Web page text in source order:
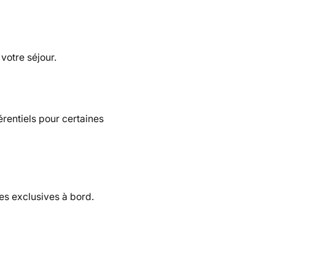
séjour.
pour certaines
exclusives à bord.